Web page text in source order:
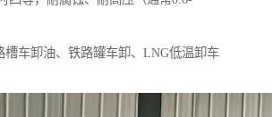
槽车卸油、铁路罐车卸、LNG低温卸车